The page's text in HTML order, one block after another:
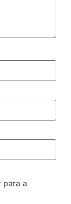
para a